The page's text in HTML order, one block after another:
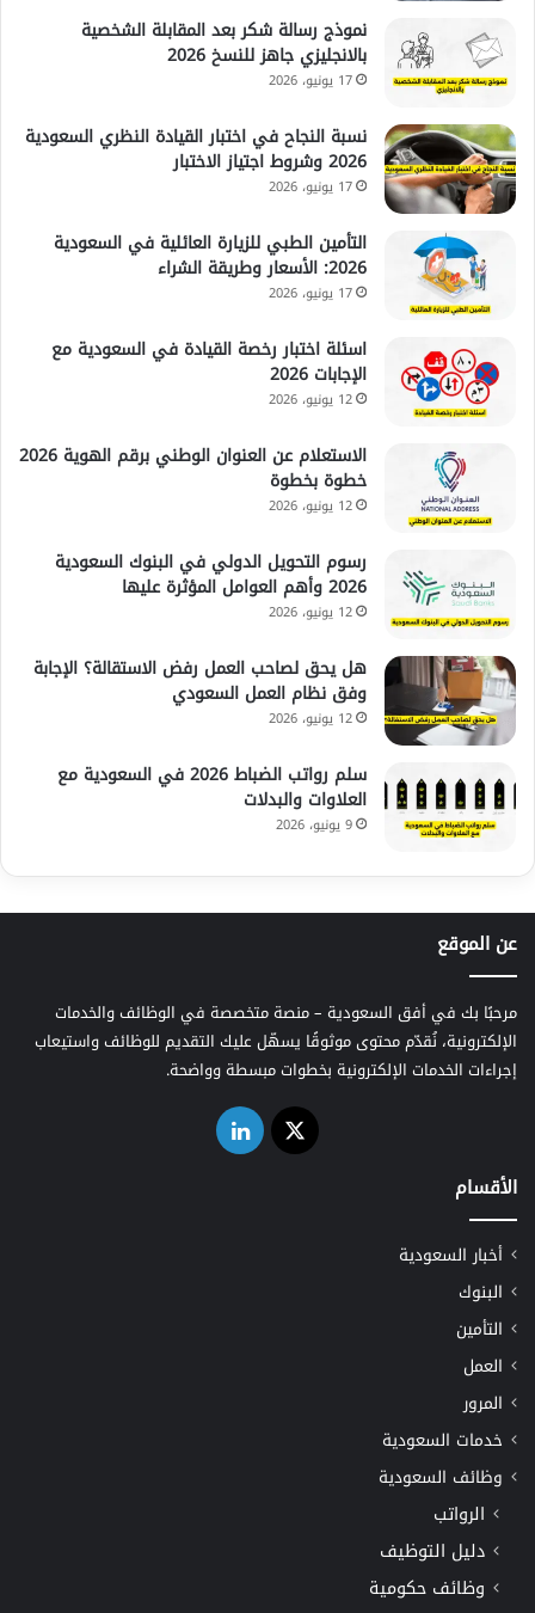
نموذج رسالة شكر بعد المقابلة الشخصية
بالانجليزي جاهز للنسخ 2026
17 يونيو، 2026
نسبة النجاح في اختبار القيادة النظري السعودية
2026 وشروط اجتياز الاختبار
17 يونيو، 2026
التأمين الطبي للزيارة العائلية في السعودية
2026: الأسعار وطريقة الشراء
17 يونيو، 2026
اسئلة اختبار رخصة القيادة في السعودية مع
الإجابات 2026
12 يونيو، 2026
الاستعلام عن العنوان الوطني برقم الهوية 2026
خطوة بخطوة
12 يونيو، 2026
رسوم التحويل الدولي في البنوك السعودية
2026 وأهم العوامل المؤثرة عليها
12 يونيو، 2026
هل يحق لصاحب العمل رفض الاستقالة؟ الإجابة
وفق نظام العمل السعودي
12 يونيو، 2026
سلم رواتب الضباط 2026 في السعودية مع
العلاوات والبدلات
9 يونيو، 2026
عن الموقع
مرحبًا بك في أفق السعودية – منصة متخصصة في الوظائف والخدمات
الإلكترونية، نُقدّم محتوى موثوقًا يسهّل عليك التقديم للوظائف واستيعاب
إجراءات الخدمات الإلكترونية بخطوات مبسطة وواضحة.
‫X لينكدإن
الأقسام
أخبار السعودية
البنوك
التأمين
العمل
المرور
خدمات السعودية
وظائف السعودية
الرواتب
دليل التوظيف
وظائف حكومية